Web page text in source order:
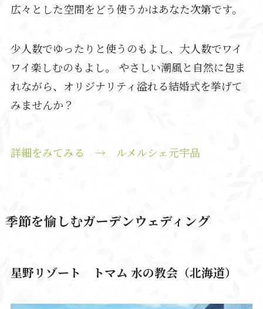
広々とした空間をどう使うかはあなた次第です。
少人数でゆったりと使うのもよし、大人数でワイ
ワイ楽しむのもよし。 やさしい潮風と自然に包ま
れながら、オリジナリティ溢れる結婚式を挙げて
みませんか？
詳細をみてみる → ルメルシェ元宇品
季節を愉しむガーデンウェディング
星野リゾート トマム 水の教会（北海道）